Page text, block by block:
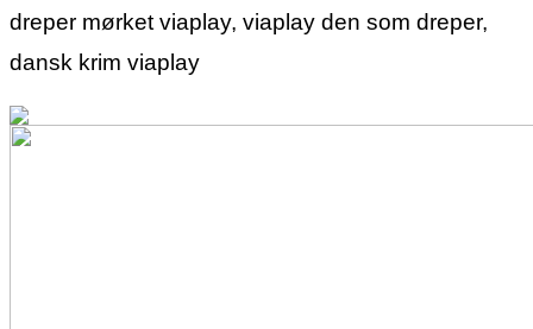
dreper mørket viaplay, viaplay den som dreper,
dansk krim viaplay